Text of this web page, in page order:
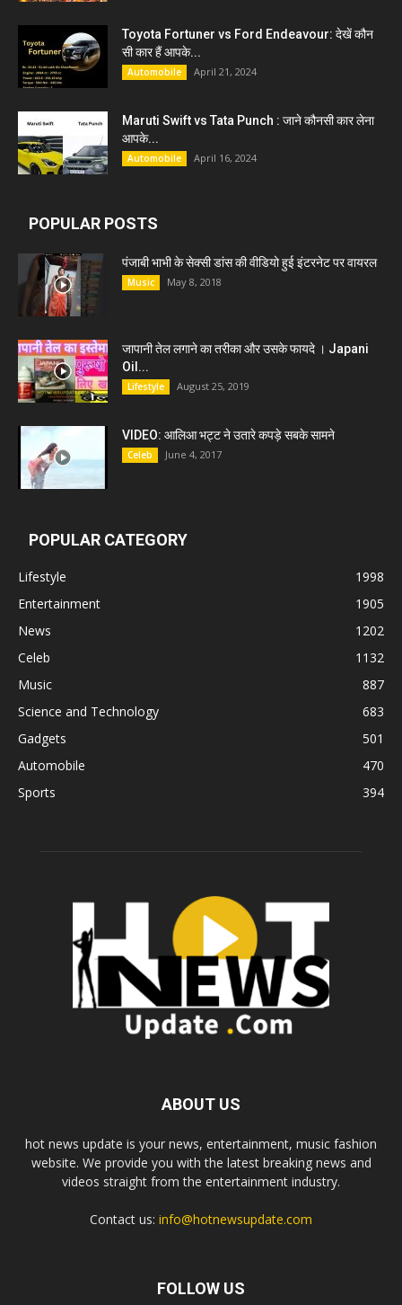
Toyota Fortuner vs Ford Endeavour: देखें कौन
सी कार हैं आपके...
Automobile April 21, 2024
Maruti Swift vs Tata Punch : जाने कौनसी कार लेना
आपके...
Automobile April 16, 2024
POPULAR POSTS
पंजाबी भाभी के सेक्सी डांस की वीडियो हुई इंटरनेट पर वायरल
Music May 8, 2018
जापानी तेल लगाने का तरीका और उसके फायदे । Japani
Oil...
Lifestyle August 25, 2019
VIDEO: आलिआ भट्ट ने उतारे कपड़े सबके सामने
Celeb June 4, 2017
POPULAR CATEGORY
Lifestyle
1998
Entertainment
1905
News
1202
Celeb
1132
Music
887
Science and Technology
683
Gadgets
501
Automobile
470
Sports
394
ABOUT US
hot news update is your news, entertainment, music fashion
website. We provide you with the latest breaking news and
videos straight from the entertainment industry.
Contact us: info@hotnewsupdate.com
FOLLOW US